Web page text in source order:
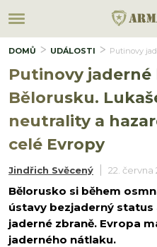
DOMŮ UDÁLOSTI Putinovy
Putinovy jaderné
Bělorusku.
neutrality a
celé Evropy
Jindřich Svěcený 22. června
Bělorusko si během
ústavy bezjaderný
jaderné zbraně. Evropa
jaderného nátlaku.